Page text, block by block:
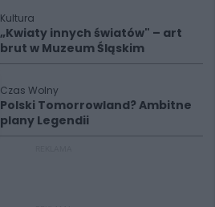
Kultura
„Kwiaty innych światów" – art
brut w Muzeum Śląskim
Czas Wolny
Polski Tomorrowland? Ambitne
plany Legendii